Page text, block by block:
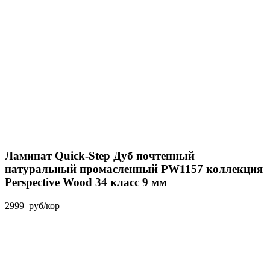
Ламинат Quick-Step Дуб почтенный
натуральный промасленный PW1157 коллекция
Perspective Wood 34 класс 9 мм
2999 руб/кор